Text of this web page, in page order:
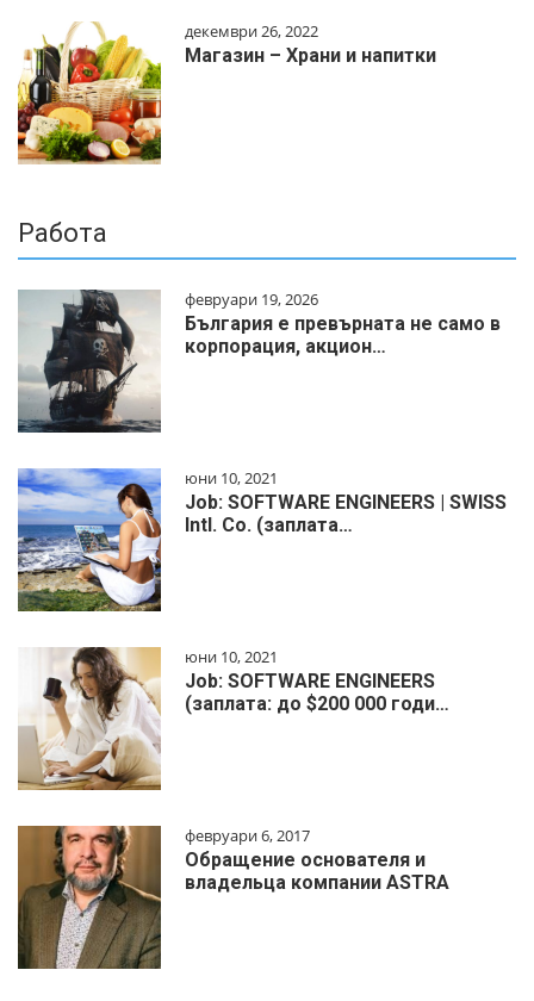
декември 26, 2022
Магазин – Храни и напитки
Работа
февруари 19, 2026
България е превърната не само в
корпорация, акцион…
юни 10, 2021
Job: SOFTWARE ENGINEERS | SWISS
Intl. Co. (заплата…
юни 10, 2021
Job: SOFTWARE ENGINEERS
(заплата: до $200 000 годи…
февруари 6, 2017
Обращение основателя и
владельца компании ASTRA